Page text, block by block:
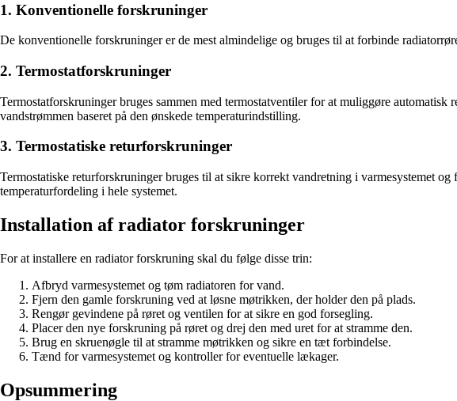
1. Konventionelle forskruninger
De konventionelle forskruninger er de mest almindelige og bruges til at forbinde
2. Termostatforskruninger
Termostatforskruninger bruges sammen med termostatventiler for at muliggøre
vandstrømmen baseret på den ønskede temperaturindstilling.
3. Termostatiske returforskruninger
Termostatiske returforskruninger bruges til at sikre korrekt vandretning i varmesystemet
temperaturfordeling i hele systemet.
Installation af radiator forskruninger
For at installere en radiator forskruning skal du følge disse trin:
Afbryd varmesystemet og tøm radiatoren for vand.
Fjern den gamle forskruning ved at løsne møtrikken, der holder den på plads.
Rengør gevindene på røret og ventilen for at sikre en god forsegling.
Placer den nye forskruning på røret og drej den med uret for at stramme den.
Brug en skruenøgle til at stramme møtrikken og sikre en tæt forbindelse.
Tænd for varmesystemet og kontroller for eventuelle lækager.
Opsummering